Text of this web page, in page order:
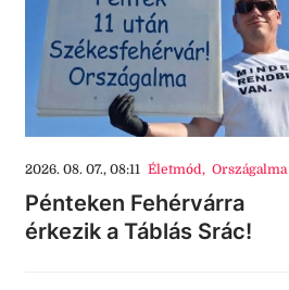
2026. 08. 07., 08:11 Életmód, Országalma
Pénteken Fehérvárra
érkezik a Táblás Srác!